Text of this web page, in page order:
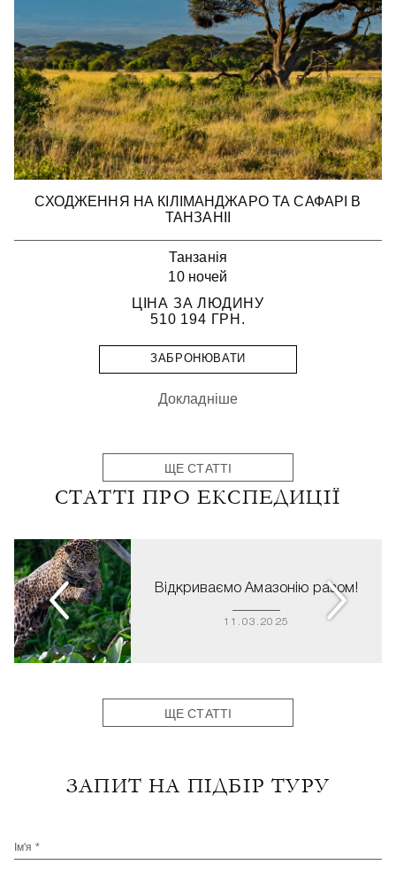
СХОДЖЕННЯ НА КІЛІМАНДЖАРО ТА САФАРІ В
ТАНЗАНІІ
Танзанія
10 ночей
ЦІНА ЗА ЛЮДИНУ
510 194 ГРН.
ЗАБРОНЮВАТИ
Докладніше
ЩЕ СТАТТІ
СТАТТІ ПРО ЕКСПЕДИЦІЇ
Відкриваємо Амазонію разом!
11.03.2025
ЩЕ СТАТТІ
ЗАПИТ НА ПІДБІР ТУРУ
Ім'я *